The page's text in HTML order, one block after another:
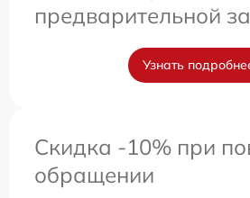
предварительной
Узнать
Скидка -10% при
обращении